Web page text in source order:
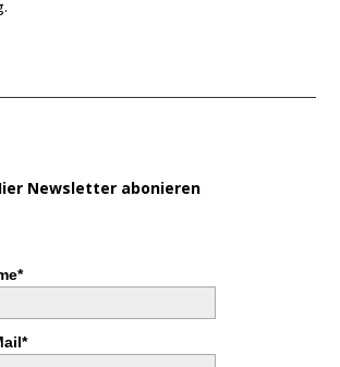
Newsletter abonieren